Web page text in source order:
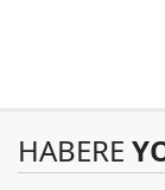
HABERE